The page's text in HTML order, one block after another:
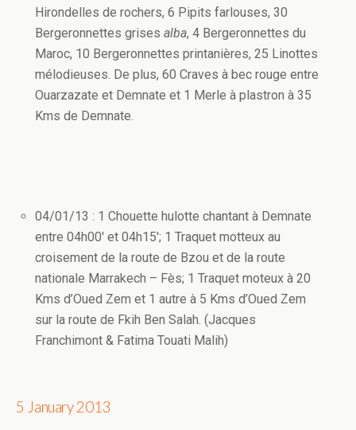
Hirondelles de rochers, 6 Pipits farlouses, 30
Bergeronnettes grisesalba, 4 Bergeronnettes du
Maroc, 10 Bergeronnettes printanières, 25 Linottes
mélodieuses. De plus, 60 Craves à bec rouge entre
Ouarzazate et Demnate et 1 Merle à plastron à 35
Kms de Demnate.
04/01/13 : 1 Chouette hulotte chantant à Demnate
entre 04h00′ et 04h15′; 1 Traquet motteux au
croisement de la route de Bzou et de la route
nationale Marrakech – Fès; 1 Traquet moteux à 20
Kms d’Oued Zem et 1 autre à 5 Kms d’Oued Zem
sur la route de Fkih Ben Salah. (Jacques
Franchimont & Fatima Touati Malih)
5 January 2013